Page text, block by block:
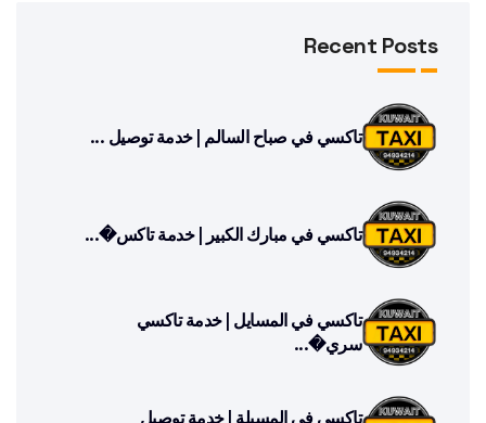
Recent Posts
تاكسي في صباح السالم | خدمة توصيل ...
تاكسي في مبارك الكبير | خدمة تاكس�...
تاكسي في المسايل | خدمة تاكسي
سري�...
تاكسي في المسيلة | خدمة توصيل